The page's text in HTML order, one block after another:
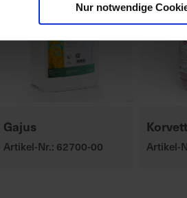
Nur notwendige
Gajus
Artikel-Nr.: 62700-00 Artikel-